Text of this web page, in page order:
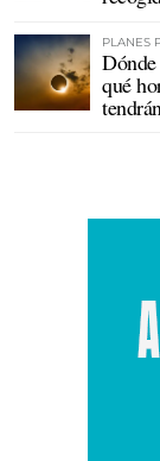
PLANES
qué